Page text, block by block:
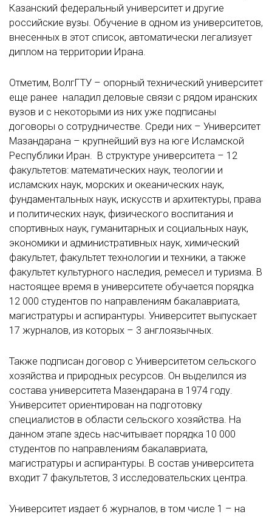
Казанский федеральный университет и другие
российские вузы. Обучение в одном из университетов,
внесенных в этот список, автоматически легализует
диплом на территории Ирана.
Отметим, ВолгГТУ – опорный технический университет
еще ранее наладил деловые связи с рядом иранских
вузов и с некоторыми из них уже подписаны
договоры о сотрудничестве. Среди них – Университет
Мазандарана – крупнейший вуз на юге Исламской
Республики Иран. В структуре университета – 12
факультетов: математических наук, теологии и
исламских наук, морских и океанических наук,
фундаментальных наук, искусств и архитектуры, права
и политических наук, физического воспитания и
спортивных наук, гуманитарных и социальных наук,
экономики и административных наук, химический
факультет, факультет технологии и техники, а также
факультет культурного наследия, ремесел и туризма. В
настоящее время в университете обучается порядка
12 000 студентов по направлениям бакалавриата,
магистратуры и аспирантуры. Университет выпускает
17 журналов, из которых – 3 англоязычных.
Также подписан договор с Университетом сельского
хозяйства и природных ресурсов. Он выделился из
состава университета Мазендарана в 1974 году.
Университет ориентирован на подготовку
специалистов в области сельского хозяйства. На
данном этапе здесь насчитывает порядка 10 000
студентов по направлениям бакалавриата,
магистратуры и аспирантуры. В состав университета
входит 7 факультетов, 3 исследовательских центра.
Университет издает 6 журналов, в том числе 1 – на